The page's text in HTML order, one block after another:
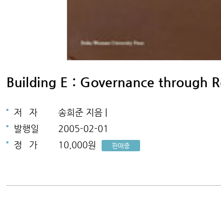
Building E : Governance through
저 자
송희준 지음 |
발행일
2005-02-01
정
가 10,000원 판매중